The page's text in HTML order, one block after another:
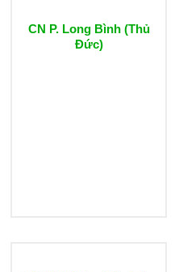
CN P. Long Bình (Thủ
Đức)